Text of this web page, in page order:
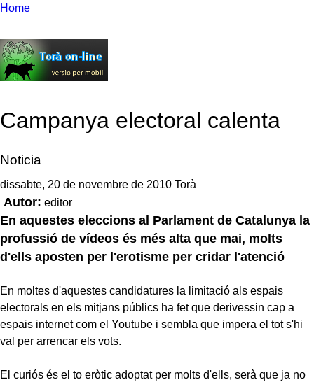
Home
Campanya electoral calenta
Noticia
dissabte, 20 de novembre de 2010 Torà
Autor: editor
En aquestes eleccions al Parlament de Catalunya la
profussió de ví­deos és més alta que mai, molts
d'ells aposten per l'erotisme per cridar l'atenció
En moltes d'aquestes candidatures la limitació als espais
electorals en els mitjans públics ha fet que derivessin cap a
espais internet com el Youtube i sembla que impera el tot s'hi
val per arrencar els vots.
El curiós és el to eròtic adoptat per molts d'ells, serà que ja no